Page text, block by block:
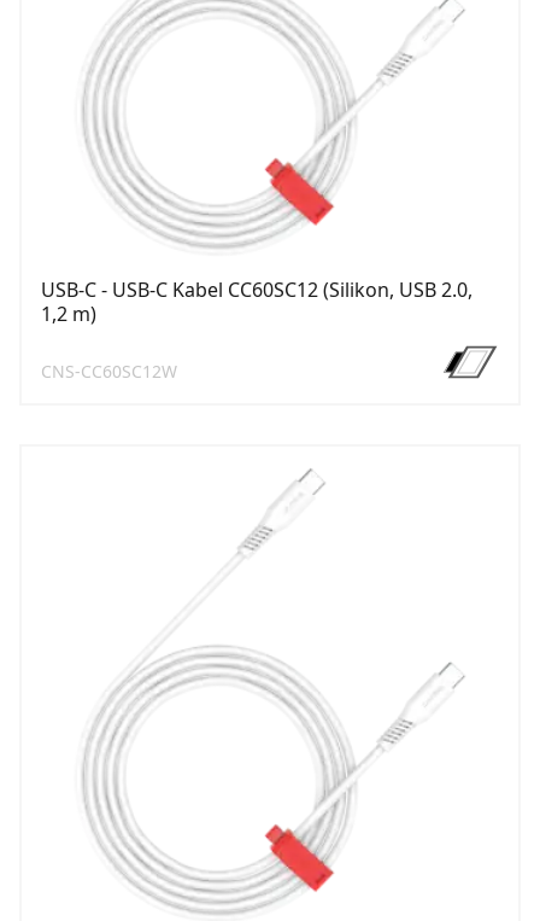
USB-C - USB-C Kabel CC60SC12 (Silikon, USB 2.0,
1,2 m)
CNS-CC60SC12W